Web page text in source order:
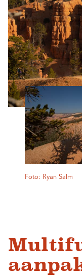
Foto: Ryan Salm